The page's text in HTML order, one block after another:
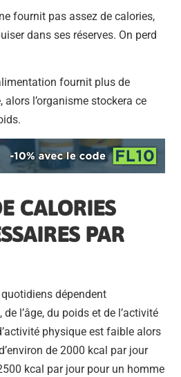
fournit pas assez de calories,
dans ses réserves. On perd
fournit plus de
alors l’organisme stockera ce
CALORIES
PAR
dépendent
l’âge, du poids et de l’activité
physique est faible alors
de 2000 kcal par jour
kcal par jour pour un homme